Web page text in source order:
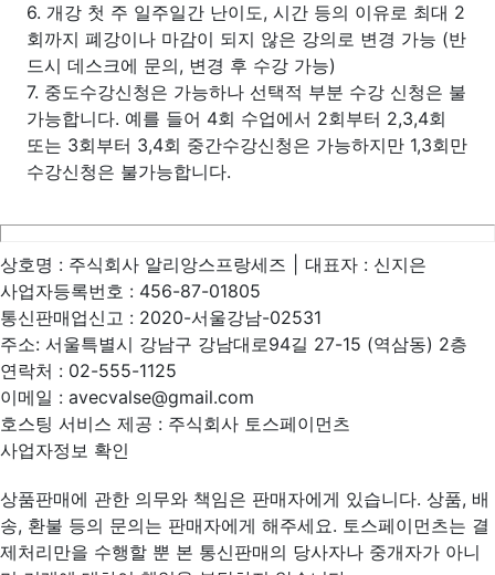
6. 개강 첫 주 일주일간 난이도, 시간 등의 이유로 최대 2
회까지 폐강이나 마감이 되지 않은 강의로 변경 가능 (반
드시 데스크에 문의, 변경 후 수강 가능)
7. 중도수강신청은 가능하나 선택적 부분 수강 신청은 불
가능합니다. 예를 들어 4회 수업에서 2회부터 2,3,4회
또는 3회부터 3,4회 중간수강신청은 가능하지만 1,3회만
수강신청은 불가능합니다.
상호명 : 주식회사 알리앙스프랑세즈 대표자 : 신지은
사업자등록번호 : 456-87-01805
통신판매업신고 : 2020-서울강남-02531
주소: 서울특별시 강남구 강남대로94길 27-15 (역삼동) 2층
연락처 : 02-555-1125
이메일 : avecvalse@gmail.com
호스팅 서비스 제공 : 주식회사 토스페이먼츠
사업자정보 확인
상품판매에 관한 의무와 책임은 판매자에게 있습니다. 상품, 배
송, 환불 등의 문의는 판매자에게 해주세요. 토스페이먼츠는 결
제처리만을 수행할 뿐 본 통신판매의 당사자나 중개자가 아니